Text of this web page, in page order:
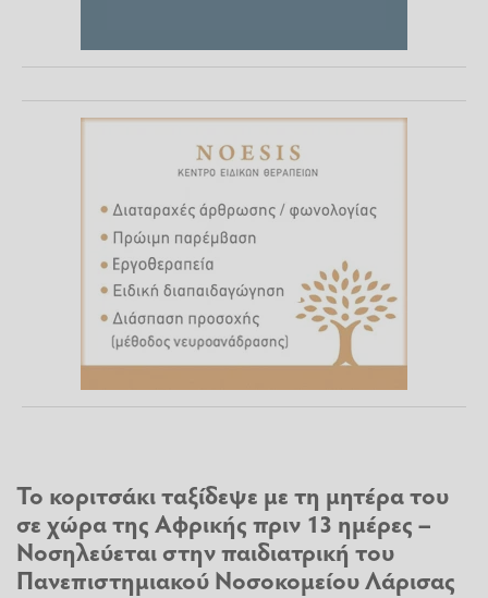
Το κοριτσάκι ταξίδεψε με τη μητέρα του
σε χώρα της Αφρικής πριν 13 ημέρες –
Νοσηλεύεται στην παιδιατρική του
Πανεπιστημιακού Νοσοκομείου Λάρισας